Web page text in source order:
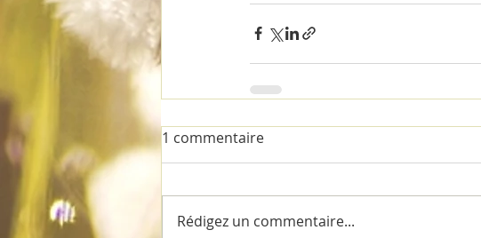
1 commentaire
Rédigez un commentaire...